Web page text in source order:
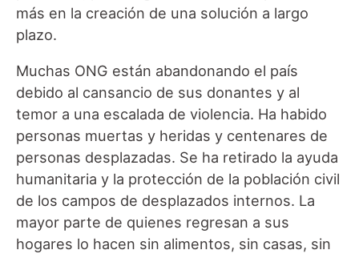
más en la creación de una solución a largo
plazo.
Muchas ONG están abandonando el país
debido al cansancio de sus donantes y al
temor a una escalada de violencia. Ha habido
personas muertas y heridas y centenares de
personas desplazadas. Se ha retirado la ayuda
humanitaria y la protección de la población civil
de los campos de desplazados internos. La
mayor parte de quienes regresan a sus
hogares lo hacen sin alimentos, sin casas, sin